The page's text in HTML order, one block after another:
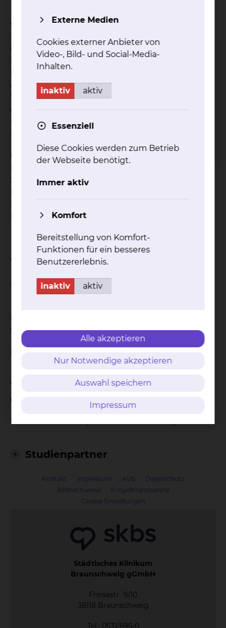
Worum geht es bei der Studie?
Cefiderocol ist ein Reserveantibiotikum, das bei
begrenzten Behandlungsmöglichkeiten gegen
eingesetzt wird. Diese Studie untersucht, wie der
Wirkstoffspiegel im Blut durch eine Dialyse mit
dem GENIUS-System beeinflusst wird, um die
Dosierung für betroffene Patient:innen zukünftig
zu optimieren.
Eignungskriterien:
Die genauen Ein- und Ausschlusskriterien können
Sie vom Team des Studienzentrums der Klinik für
Klinikums Braunschweig erfahren.
Wie ist der Status der Studie?
aktiv
Studie?
Warum wird diese Studie
durchgeführt?
Studienpartner
Kontakt Impressum AVB
Datenschutz
Bildnachweise
Entgelttransparenz
Cookie Einstellungen
Städtisches Klinikum
Braunschweig gGmbH
Freisestr. 9/10
38118 Braunschweig
Tel.: 0531/595-0
Externe Medien
Cookies externer Anbieter von
Video-, Bild- und Social-Media-
Inhalten.
inaktiv aktiv
Essenziell
Diese Cookies werden zum Betrieb
der Webseite benötigt.
Immer aktiv
Komfort
Bereitstellung von Komfort-
Funktionen für ein besseres
Benutzererlebnis.
inaktiv aktiv
Alle akzeptieren
Nur Notwendige akzeptieren
Auswahl speichern
Impressum